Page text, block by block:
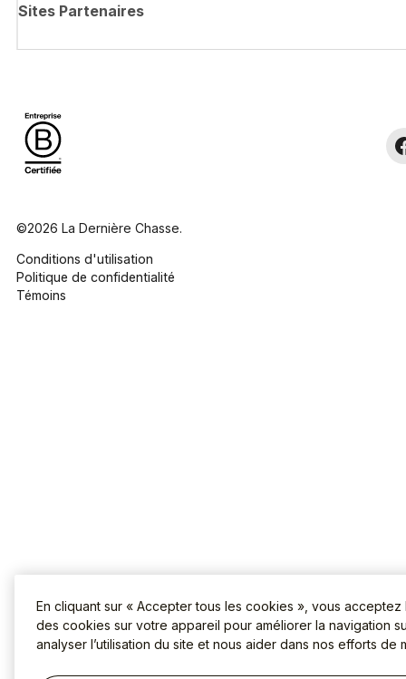
Sites Partenaires
©2026 La Dernière Chasse.
Conditions d'utilisation
Politique de confidentialité
Témoins
En cliquant sur « Accepter tous les cookies », vous
des cookies sur votre appareil pour améliorer la navigation
analyser l’utilisation du site et nous aider dans nos efforts de